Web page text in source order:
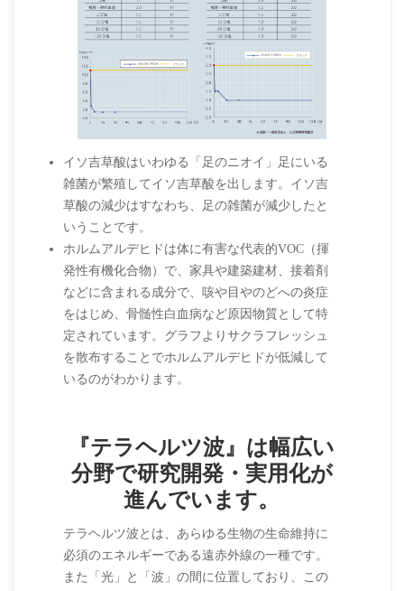
イソ吉草酸はいわゆる「足のニオイ」足にいる
雑菌が繁殖してイソ吉草酸を出します。イソ吉
草酸の減少はすなわち、足の雑菌が減少したと
いうことです。
ホルムアルデヒドは体に有害な代表的VOC（揮
発性有機化合物）で、家具や建築建材、接着剤
などに含まれる成分で、咳や目やのどへの炎症
をはじめ、骨髄性白血病など原因物質として特
定されています。グラフよりサクラフレッシュ
を散布することでホルムアルデヒドが低減して
いるのがわかります。
『テラヘルツ波』は幅広い
分野で研究開発・実用化が
進んでいます。
テラヘルツ波とは、あらゆる生物の生命維持に
必須のエネルギーである遠赤外線の一種です。
また「光」と「波」の間に位置しており、この